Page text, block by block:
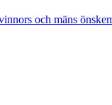
och mäns